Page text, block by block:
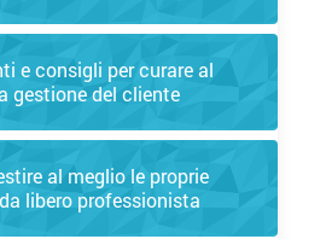
e consigli per curare al
gestione del cliente
al meglio le proprie
libero professionista